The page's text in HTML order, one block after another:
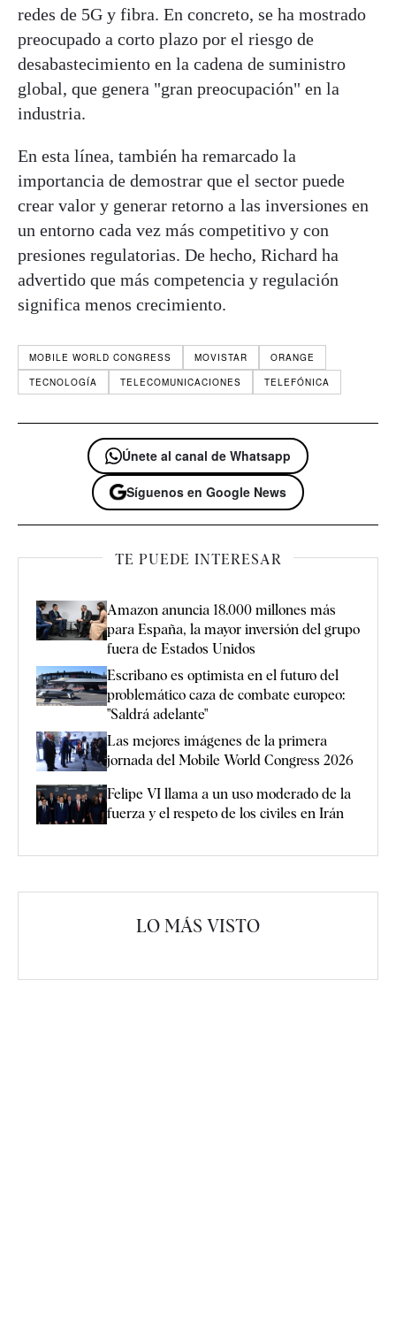
redes de 5G y fibra. En concreto, se ha mostrado
preocupado a corto plazo por el riesgo de
desabastecimiento en la cadena de suministro
global, que genera "gran preocupación" en la
industria.
En esta línea, también ha remarcado la
importancia de demostrar que el sector puede
crear valor y generar retorno a las inversiones en
un entorno cada vez más competitivo y con
presiones regulatorias. De hecho, Richard ha
advertido que más competencia y regulación
significa menos crecimiento.
MOBILE WORLD CONGRESS MOVISTAR
ORANGE
TECNOLOGÍA
TELECOMUNICACIONES TELEFÓNICA
Únete al canal de Whatsapp
Síguenos en Google News
TE PUEDE INTERESAR
Amazon anuncia 18.000 millones más
para España, la mayor inversión del grupo
fuera de Estados Unidos
Escribano es optimista en el futuro del
problemático caza de combate europeo:
"Saldrá adelante"
Las mejores imágenes de la primera
jornada del Mobile World Congress 2026
Felipe VI llama a un uso moderado de la
fuerza y el respeto de los civiles en Irán
LO MÁS VISTO